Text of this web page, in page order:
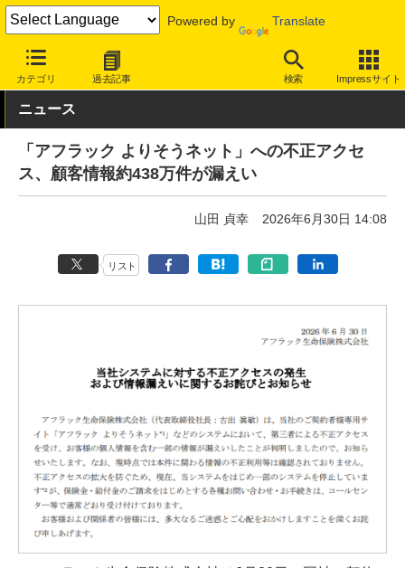
Powered by Translate
カテゴリ 過去記事 検索 Impressサイト
INTERNET Watch トピック インシデント/サイ
ニュース
「アフラック よりそうネット」への不正アクセ
ス、顧客情報約438万件が漏えい
山田 貞幸 2026年6月30日 14:08
リスト